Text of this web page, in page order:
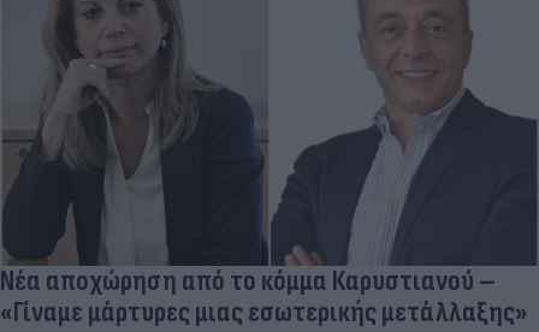
Νέα αποχώρηση από το κόμμα Καρυστιανού –
«Γίναμε μάρτυρες μιας εσωτερικής μετάλλαξης»